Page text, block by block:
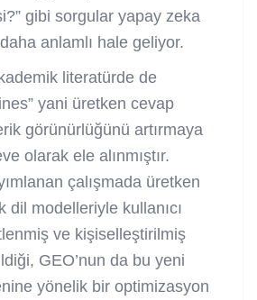
gibi sorgular yapay zeka
anlamlı hale geliyor.
literatürde de
yani üretken cevap
görünürlüğünü artırmaya
olarak ele alınmıştır.
çalışmada üretken
dil modelleriyle kullanıcı
ve kişiselleştirilmiş
GEO’nun da bu yeni
yönelik bir optimizasyon